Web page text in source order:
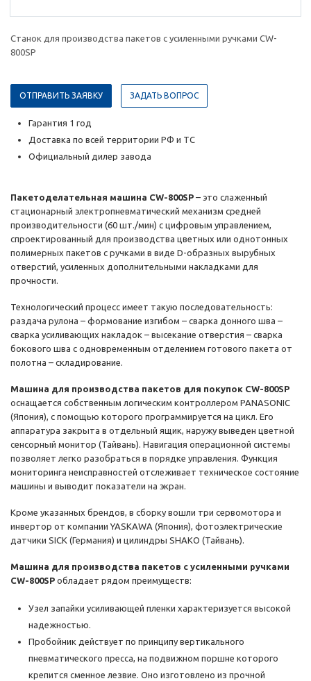
Станок для производства пакетов с усиленными ручками CW-
800SP
ОТПРАВИТЬ ЗАЯВКУ ЗАДАТЬ ВОПРОС
Гарантия 1 год
Доставка по всей территории РФ и ТС
Официальный дилер завода
Пакетоделательная машина CW-800SP – это слаженный
стационарный электропневматический механизм средней
производительности (60 шт./мин) с цифровым управлением,
спроектированный для производства цветных или однотонных
полимерных пакетов с ручками в виде D-образных вырубных
отверстий, усиленных дополнительными накладками для
прочности.
Технологический процесс имеет такую последовательность:
раздача рулона – формование изгибом – сварка донного шва –
сварка усиливающих накладок – высекание отверстия – сварка
бокового шва с одновременным отделением готового пакета от
полотна – складирование.
Машина для производства пакетов для покупок CW-800SP
оснащается собственным логическим контроллером PANASONIC
(Япония), с помощью которого программируется на цикл. Его
аппаратура закрыта в отдельный ящик, наружу выведен цветной
сенсорный монитор (Тайвань). Навигация операционной системы
позволяет легко разобраться в порядке управления. Функция
мониторинга неисправностей отслеживает техническое состояние
машины и выводит показатели на экран.
Кроме указанных брендов, в сборку вошли три сервомотора и
инвертор от компании YASKAWA (Япония), фотоэлектрические
датчики SICK (Германия) и цилиндры SHAKO (Тайвань).
Машина для производства пакетов с усиленными ручками
CW-800SP обладает рядом преимуществ:
Узел запайки усиливающей пленки характеризуется высокой
надежностью.
Пробойник действует по принципу вертикального
пневматического пресса, на подвижном поршне которого
крепится сменное лезвие. Оно изготовлено из прочной